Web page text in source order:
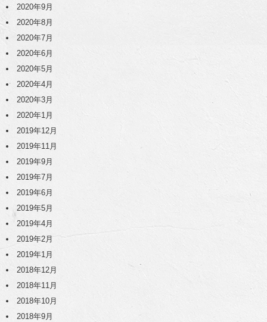
2020年9月
2020年8月
2020年7月
2020年6月
2020年5月
2020年4月
2020年3月
2020年1月
2019年12月
2019年11月
2019年9月
2019年7月
2019年6月
2019年5月
2019年4月
2019年2月
2019年1月
2018年12月
2018年11月
2018年10月
2018年9月